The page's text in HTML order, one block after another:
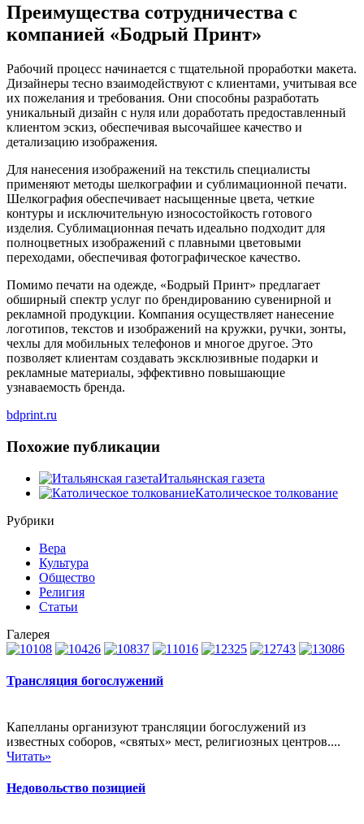
Преимущества сотрудничества с
компанией «Бодрый Принт»
Рабочий процесс начинается с тщательной проработки макета.
Дизайнеры тесно взаимодействуют с клиентами, учитывая все
их пожелания и требования. Они способны разработать
уникальный дизайн с нуля или доработать предоставленный
клиентом эскиз, обеспечивая высочайшее качество и
детализацию изображения.
Для нанесения изображений на текстиль специалисты
применяют методы шелкографии и сублимационной печати.
Шелкография обеспечивает насыщенные цвета, четкие
контуры и исключительную износостойкость готового
изделия. Сублимационная печать идеально подходит для
полноцветных изображений с плавными цветовыми
переходами, обеспечивая фотографическое качество.
Помимо печати на одежде, «Бодрый Принт» предлагает
обширный спектр услуг по брендированию сувенирной и
рекламной продукции. Компания осуществляет нанесение
логотипов, текстов и изображений на кружки, ручки, зонты,
чехлы для мобильных телефонов и многое другое. Это
позволяет клиентам создавать эксклюзивные подарки и
рекламные материалы, эффективно повышающие
узнаваемость бренда.
bdprint.ru
Похожие публикации
Итальянская газета
Католическое толкование
Рубрики
Вера
Культура
Общество
Религия
Статьи
Галерея
Трансляция богослужений
Капелланы организуют трансляции богослужений из
известных соборов, «святых» мест, религиозных центров....
Читать»
Недовольство позицией